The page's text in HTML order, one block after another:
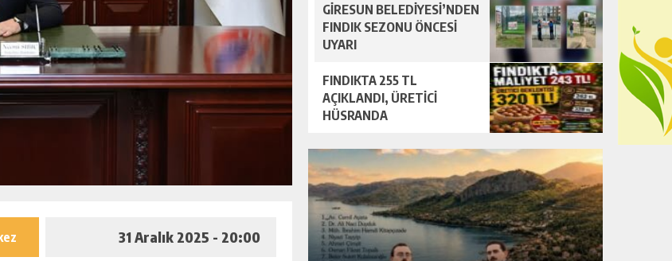
31 Aralık 2025 - 20:00
GİRESUN BELEDİYESİ’NDEN
FINDIK SEZONU ÖNCESİ
UYARI
FINDIKTA 255 TL
AÇIKLANDI, ÜRETİCİ
HÜSRANDA